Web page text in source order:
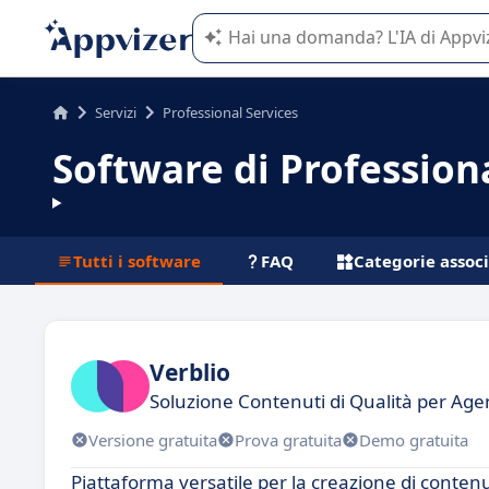
L'IA di Appvizer vi guida
Servizi Professional Services
Software di
Tutti i software FAQ Categorie
Verblio
Soluzione Contenuti di Qualità per
Versione gratuita Prova gratuita Demo gratuita
Piattaforma versatile per la creazione di